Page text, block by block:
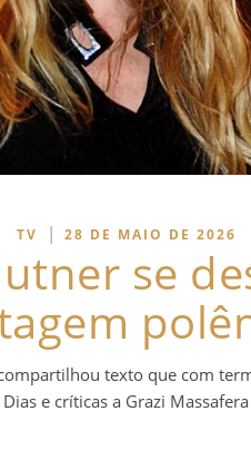
TV | 28 DE MAIO DE 2026
se
texto que com
Dias e críticas a Grazi Massafera